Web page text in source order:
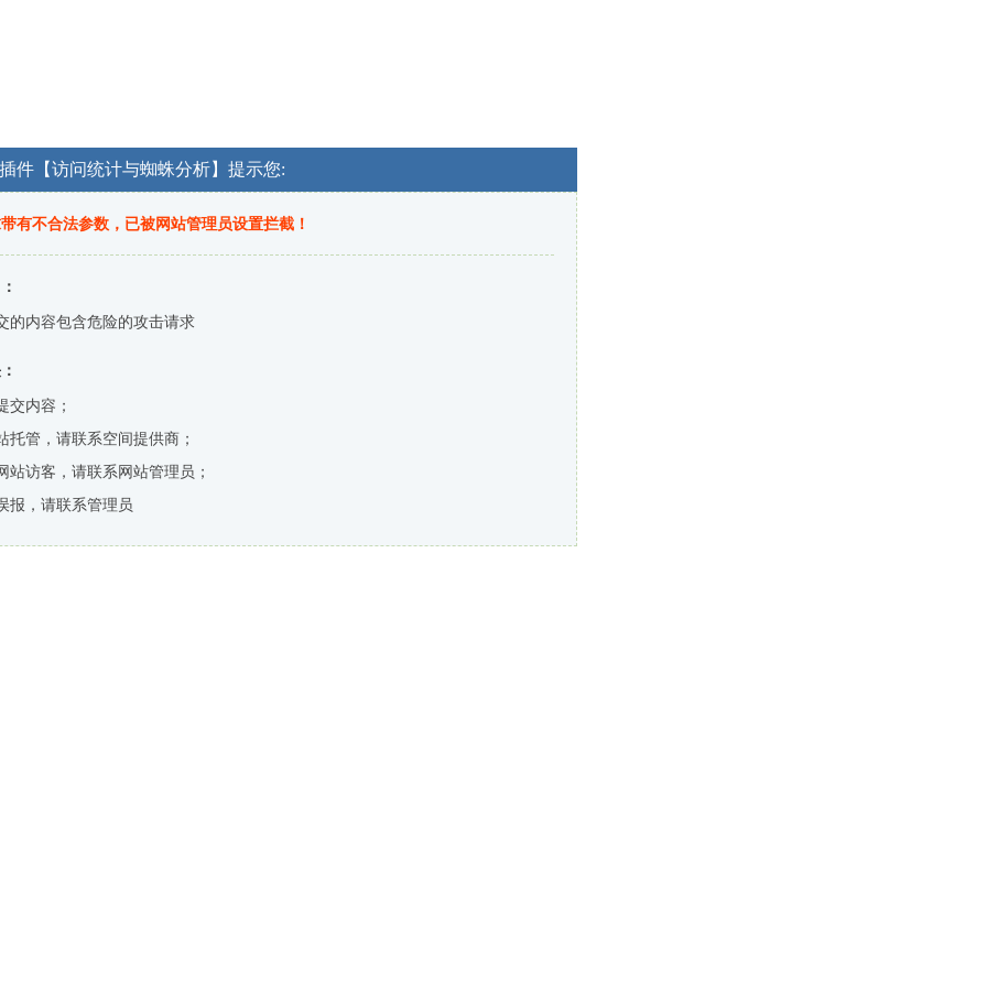
件【访问统计与蜘蛛分析】提示您:
有不合法参数，已被网站管理员设置拦截！
的内容包含危险的攻击请求
交内容；
托管，请联系空间提供商；
站访客，请联系网站管理员；
报，请联系管理员